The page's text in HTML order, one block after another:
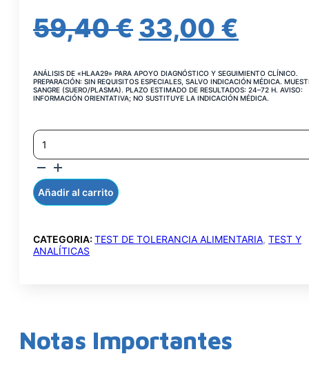
59,40€ EL
ORIGINAL
59,40 €.
33,00 €
ANÁLISIS DE «HLAA29» PARA APOYO DIAGNÓSTICO Y SEGUIMIENTO CLÍNICO.
PREPARACIÓN: SIN REQUISITOS ESPECIALES, SALVO INDICACIÓN MÉDICA.
SANGRE (SUERO/PLASMA). PLAZO ESTIMADO DE RESULTADOS: 24–72 H. AVISO:
INFORMACIÓN ORIENTATIVA; NO SUSTITUYE LA INDICACIÓN MÉDICA.
HLA-
A29
EN
SANGRE
CANTIDAD
Añadir al carrito
CATEGORIA: TEST DE TOLERANCIA ALIMENTARIA, TEST Y
ANALÍTICAS
Notas Importantes